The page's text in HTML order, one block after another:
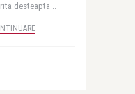
desteapta ..